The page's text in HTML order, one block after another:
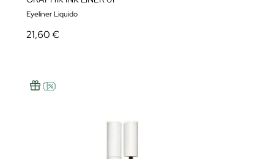
Eyeliner Liquido
21,60 €